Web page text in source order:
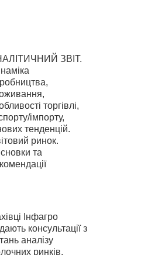
ЗВІТ.
торгівлі,
імпорту,
тенденцій.
ринок.
та
Інфагро
консультації з
аналізу
ринків,